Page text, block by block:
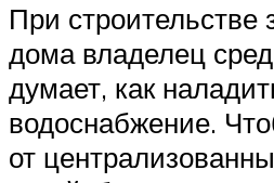
При строительстве
дома владелец
думает, как
водоснабжение.
от